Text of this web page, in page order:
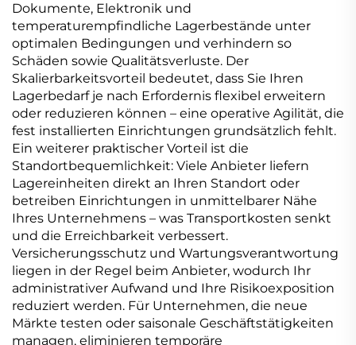
Dokumente, Elektronik und
temperaturempfindliche Lagerbestände unter
optimalen Bedingungen und verhindern so
Schäden sowie Qualitätsverluste. Der
Skalierbarkeitsvorteil bedeutet, dass Sie Ihren
Lagerbedarf je nach Erfordernis flexibel erweitern
oder reduzieren können – eine operative Agilität, die
fest installierten Einrichtungen grundsätzlich fehlt.
Ein weiterer praktischer Vorteil ist die
Standortbequemlichkeit: Viele Anbieter liefern
Lagereinheiten direkt an Ihren Standort oder
betreiben Einrichtungen in unmittelbarer Nähe
Ihres Unternehmens – was Transportkosten senkt
und die Erreichbarkeit verbessert.
Versicherungsschutz und Wartungsverantwortung
liegen in der Regel beim Anbieter, wodurch Ihr
administrativer Aufwand und Ihre Risikoexposition
reduziert werden. Für Unternehmen, die neue
Märkte testen oder saisonale Geschäftstätigkeiten
managen, eliminieren temporäre